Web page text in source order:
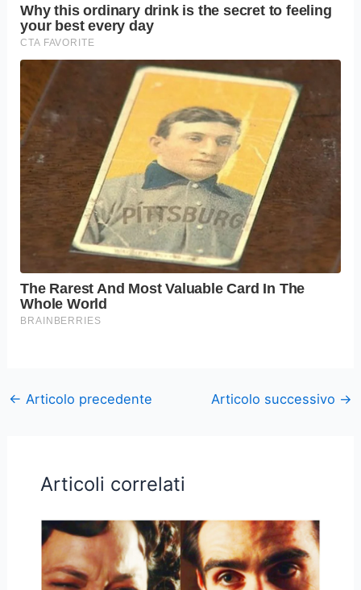
← Articolo precedente Articolo successivo →
Articoli correlati